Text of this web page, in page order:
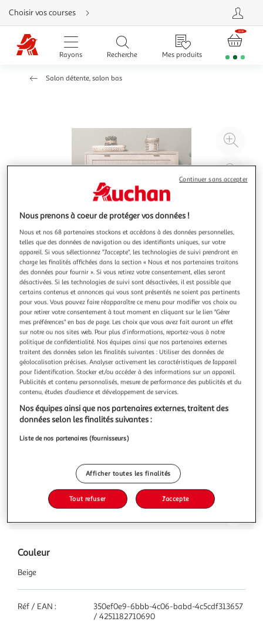
Aller
directement
au
contenu
Aller
directement
Aller
Choisir vos courses
Rayons Recherche Mes produits
Salon détente, salon bas
à
Illustration
précédente
Illustration
suivante
FINORI
Finori Commode Bali 03A Chene sonoma et
impression de canne
Cette charmante commode Bali 01A de la marque Finori
est specialement conçue avec un espace de stockage
suffisant pour garder vos divers objets essentiels bien
organises. Dotee d'un style ethnique, d'une couleur claire et
d'une belle impression de canne lisse sur le panneau
d'agglomere, elle constit
En savoir +
Vous voulez connaître le prix de ce produit ?
Couleur
Beige
Réf / EAN :
350ef0e9-6bbb-4c06-babd-4c5cdf313657
/ 4251182710690
Nous prenons à coeur de protéger vos données !
Nous et nos 68 partenaires stockons et accédons à des données personnelles,
telles que des données de navigation ou des identifiants uniques, sur votre
appareil. Si vous sélectionnez "J'accepte", les technologies de suivi prendront en
charge les finalités affichées dans la section « Nous et nos partenaires traitons
des données pour fournir ». Si vous retirez votre consentement, elles seront
désactivées. Si les technologies de suivi sont désactivées, il est possible que
certains contenus et annonces qui vous sont présentés ne soient pas pertinents
pour vous. Vous pouvez faire réapparaître ce menu pour modifier vos choix ou
pour retirer votre consentement à tout moment en cliquant sur le lien "Gérer
mes préférences" en bas de page. Les choix que vous avez fait auront un effet
sur notre ou nos sites web. Pour plus d’informations, reportez-vous à notre
politique de confidentialité. Nos équipes ainsi que nos partenaires externes
traitent des données selon les finalités suivantes : Utiliser des données de
géolocalisation précises. Analyser activement les caractéristiques de l’appareil
pour l’identification. Stocker et/ou accéder à des informations sur un appareil.
Publicités et contenu personnalisés, mesure de performance des publicités et du
contenu, études d’audience et développement de services.
Nos équipes ainsi que nos partenaires externes, traitent des
données selon les finalités suivantes :
Liste de nos partenaires (fournisseurs)
Afficher toutes les finalités
Tout refuser J'accepte
Continuer sans accepter